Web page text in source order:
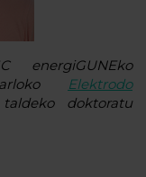
energiGUNEko
arloko
Elektrodo
doktoratu